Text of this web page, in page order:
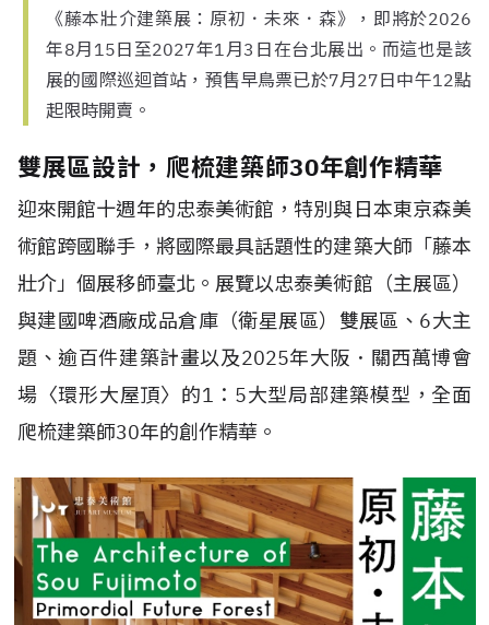
《藤本壯介建築展：原初．未來．森》，即將於2026
年8月15日至2027年1月3日在台北展出。而這也是該
展的國際巡迴首站，預售早鳥票已於7月27日中午12點
起限時開賣。
雙展區設計，爬梳建築師30年創作精華
迎來開館十週年的忠泰美術館，特別與日本東京森美
術館跨國聯手，將國際最具話題性的建築大師「藤本
壯介」個展移師臺北。展覽以忠泰美術館（主展區）
與建國啤酒廠成品倉庫（衛星展區）雙展區、6大主
題、逾百件建築計畫以及2025年大阪．關西萬博會
場〈環形大屋頂〉的1：5大型局部建築模型，全面
爬梳建築師30年的創作精華。